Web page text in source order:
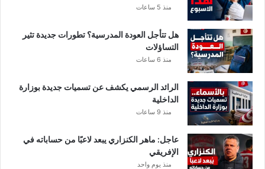
ة
ع
منذ 5 ساعات
هل تتأجل العودة المدرسية؟ تطورات جديدة تثير
التساؤلات
منذ 6 ساعات
الرائد الرسمي يكشف عن تسميات جديدة بوزارة
الداخلية
منذ 9 ساعات
عاجل: ماهر الكنزاري يبعد لاعبًا من حساباته في
الإفريقي
منذ يوم واحد